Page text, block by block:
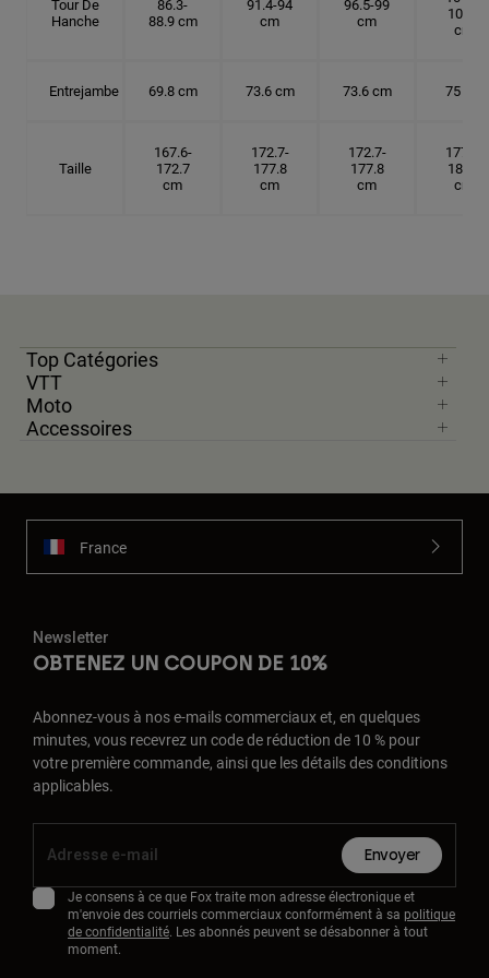
Tour De
Hanche
86.3-
88.9 cm
91.4-94
cm
96.5-99
cm
104.1
cm
Entrejambe 69.8 cm 73.6 cm 73.6 cm 75 cm
Taille
167.6-
172.7
cm
172.7-
177.8
cm
172.7-
177.8
cm
177.8-
182.9
cm
Top Catégories
VTT
Moto
Accessoires
France
Newsletter
OBTENEZ UN COUPON DE 10%
Abonnez-vous à nos e-mails commerciaux et, en quelques
minutes, vous recevrez un code de réduction de 10 % pour
votre première commande, ainsi que les détails des conditions
applicables.
Envoyer
Je consens à ce que Fox traite mon adresse électronique et
m'envoie des courriels commerciaux conformément à sa politique
de confidentialité. Les abonnés peuvent se désabonner à tout
moment.